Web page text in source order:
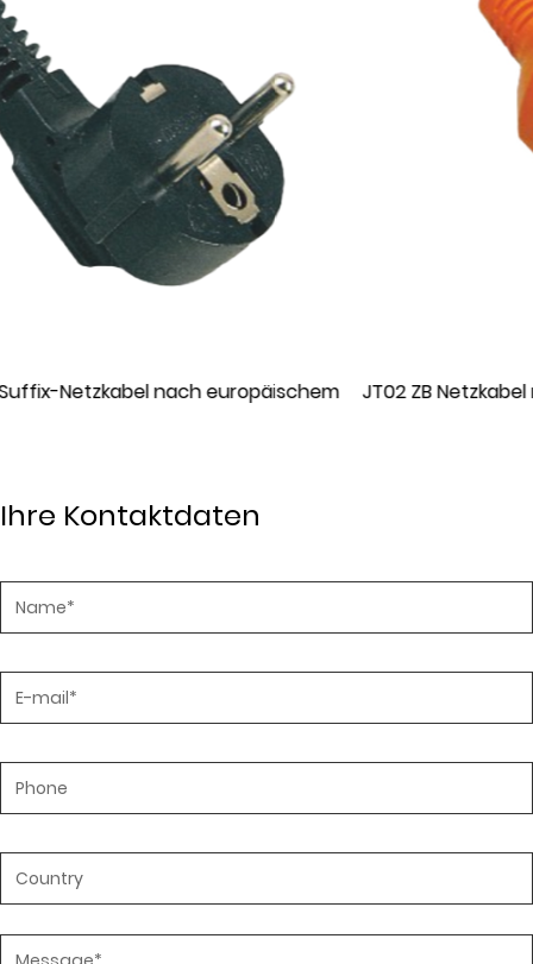
JT02 ZB Netzkabel nach europäischem Standard
Ihre Kontaktdaten